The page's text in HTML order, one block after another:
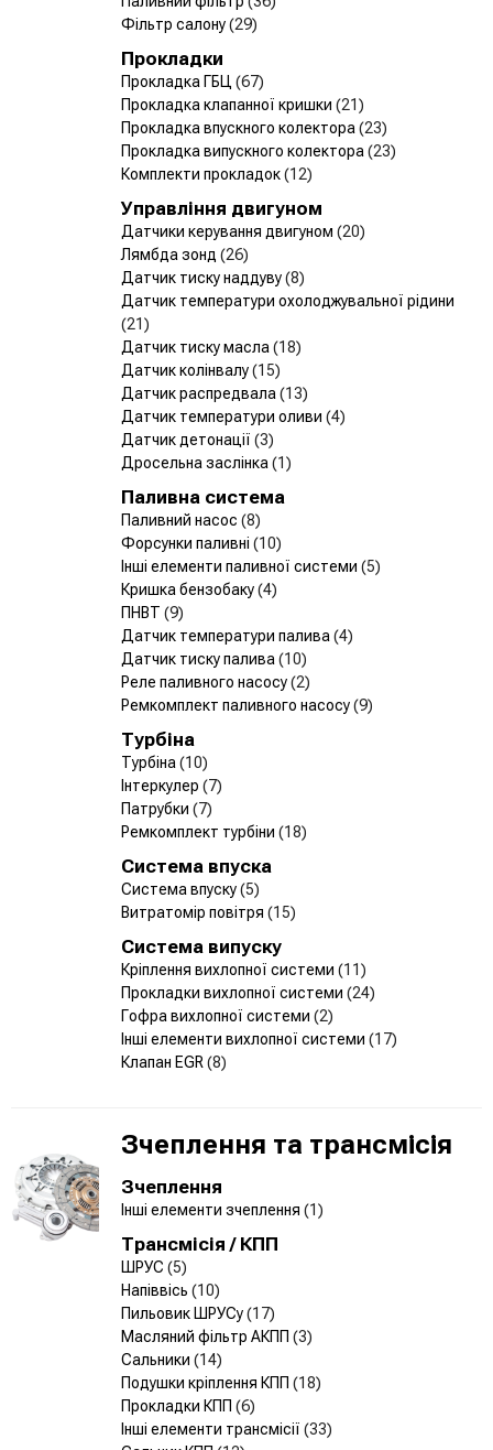
Фільтр салону(29)
Прокладки
Прокладка ГБЦ (67)
Прокладка клапанної кришки (21)
Прокладка впускного колектора (23)
Прокладка випускного колектора (23)
Комплекти прокладок(12)
Управління двигуном
Датчики керування двигуном (20)
Лямбда зонд (26)
Датчик тиску наддуву(8)
Датчик температури охолоджувальної рідини
(21)
Датчик тиску масла (18)
Датчик колінвалу(15)
Датчик распредвала (13)
Датчик температури оливи (4)
Датчик детонації (3)
Дросельна заслінка (1)
Паливна система
Паливний насос (8)
Форсунки паливні (10)
Інші елементи паливної системи (5)
Кришка бензобаку(4)
ПНВТ (9)
Датчик температури палива (4)
Датчик тиску палива (10)
Реле паливного насосу(2)
Ремкомплект паливного насосу(9)
Турбіна
Турбіна (10)
Інтеркулер (7)
Патрубки (7)
Ремкомплект турбіни (18)
Система впуска
Система впуску(5)
Витратомір повітря (15)
Система випуску
Кріплення вихлопної системи (11)
Прокладки вихлопної системи (24)
Гофра вихлопної системи (2)
Інші елементи вихлопної системи (17)
Клапан EGR (8)
Зчеплення та трансмісія
Зчеплення
Інші елементи зчеплення (1)
Трансмісія / КПП
ШРУС (5)
Напіввісь (10)
Пильовик ШРУСу(17)
Масляний фільтр АКПП (3)
Сальники (14)
Подушки кріплення КПП (18)
Прокладки КПП (6)
Інші елементи трансмісії (33)